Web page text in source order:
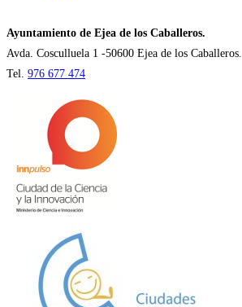
nueva
pestaña
Ayuntamiento de Ejea de los Caballeros.
Avda. Cosculluela 1 -50600 Ejea de los Caballeros.
Tel. 976 677 474